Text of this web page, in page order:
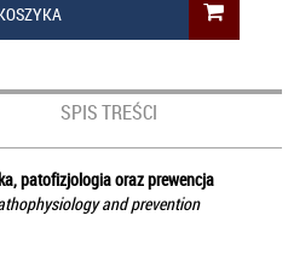
SPIS TREŚCI
patofizjologia oraz prewencja
and prevention